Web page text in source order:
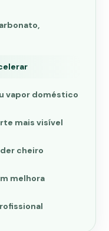
vapor doméstico
mais visível
cheiro
melhora